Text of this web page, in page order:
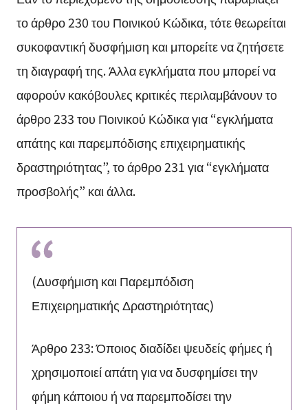
το άρθρο 230 του Ποινικού Κώδικα, τότε θεωρείται
συκοφαντική δυσφήμιση και μπορείτε να ζητήσετε
τη διαγραφή της. Άλλα εγκλήματα που μπορεί να
αφορούν κακόβουλες κριτικές περιλαμβάνουν το
άρθρο 233 του Ποινικού Κώδικα για “εγκλήματα
απάτης και παρεμπόδισης επιχειρηματικής
δραστηριότητας”, το άρθρο 231 για “εγκλήματα
προσβολής” και άλλα.
(Δυσφήμιση και Παρεμπόδιση
Επιχειρηματικής Δραστηριότητας)
Άρθρο 233: Όποιος διαδίδει ψευδείς φήμες ή
χρησιμοποιεί απάτη για να δυσφημίσει την
φήμη κάποιου ή να παρεμποδίσει την